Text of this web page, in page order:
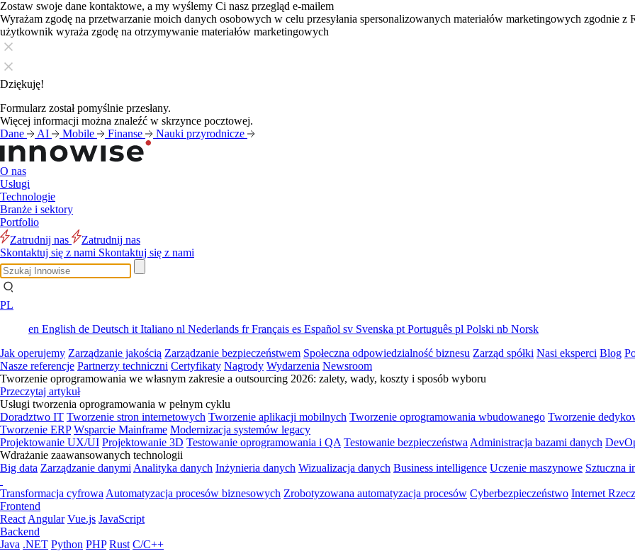
Zostaw swoje dane kontaktowe, a my wyślemy Ci nasz przegląd e-mailem
Wyrażam zgodę na przetwarzanie moich danych osobowych w celu przesyłania spersonalizowanych materiałów marketingowych zgodnie z
użytkownik wyraża zgodę na otrzymywanie materiałów marketingowych
Dziękuję!
Formularz został pomyślnie przesłany.
Więcej informacji można znaleźć w skrzynce pocztowej.
Dane
AI Mobile Finanse Nauki przyrodnicze
O nas
Usługi
Technologie
Branże i sektory
Portfolio
Zatrudnij nas
Zatrudnij nas
Skontaktuj się z nami Skontaktuj się z nami
PL
en English de Deutsch it Italiano nl Nederlands frFrançais es Español sv Svenska pt Português pl Polski nb Norsk
Jak operujemy Zarządzanie jakością Zarządzanie bezpieczeństwem Społeczna odpowiedzialność biznesu Zarząd spółki Nasi eksperci Blog
Nasze referencje Partnerzy techniczni Certyfikaty Nagrody Wydarzenia Newsroom
Tworzenie oprogramowania we własnym zakresie a outsourcing 2026: zalety, wady, koszty i sposób wyboru
Przeczytaj artykuł
Usługi tworzenia oprogramowania w pełnym cyklu
Doradztwo IT Tworzenie stron internetowych Tworzenie aplikacji mobilnych Tworzenie oprogramowania wbudowanego Tworzenie
Tworzenie ERP Wsparcie Mainframe Modernizacja systemów legacy
Projektowanie UX/UI Projektowanie 3D Testowanie oprogramowania i QA Testowanie bezpieczeństwa Administracja bazami danych
Wdrażanie zaawansowanych technologii
Big data Zarządzanie danymi Analityka danych Inżynieria danych Wizualizacja danych Business intelligence Uczenie maszynowe Sztuczna
Transformacja cyfrowa Automatyzacja procesów biznesowych Zrobotyzowana automatyzacja procesów Cyberbezpieczeństwo Internet
Frontend
React Angular Vue.js JavaScript
Backend
Java .NET Python PHP Rust C/C++
Blog